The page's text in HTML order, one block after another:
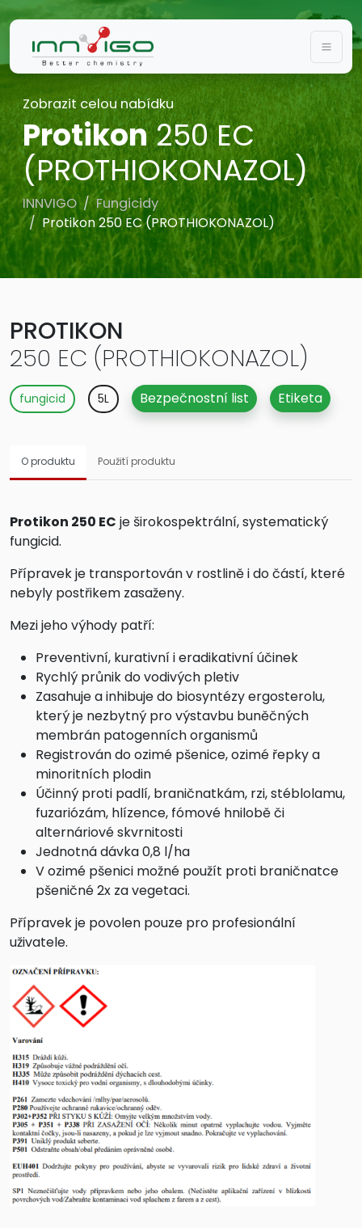
Zobrazit celou nabídku
Protikon250 EC
(PROTHIOKONAZOL)
INNVIGO
Fungicidy
Protikon 250 EC (PROTHIOKONAZOL)
PROTIKON
250 EC (PROTHIOKONAZOL)
fungicid 5L Bezpečnostní list Etiketa
O produktu Použití produktu
Protikon 250 EC je širokospektrální, systematický
fungicid.
Přípravek je transportován v rostlině i do částí, které
nebyly postřikem zasaženy.
Mezi jeho výhody patří:
Preventivní, kurativní i eradikativní účinek
Rychlý průnik do vodivých pletiv
Zasahuje a inhibuje do biosyntézy ergosterolu,
který je nezbytný pro výstavbu buněčných
membrán patogenních organismů
Registrován do ozimé pšenice, ozimé řepky a
minoritních plodin
Účinný proti padlí, braničnatkám, rzi, stéblolamu,
fuzariózám, hlízence, fómové hnilobě či
alternáriové skvrnitosti
Jednotná dávka 0,8 l/ha
V ozimé pšenici možné použít proti braničnatce
pšeničné 2x za vegetaci.
Přípravek je povolen pouze pro profesionální
uživatele.